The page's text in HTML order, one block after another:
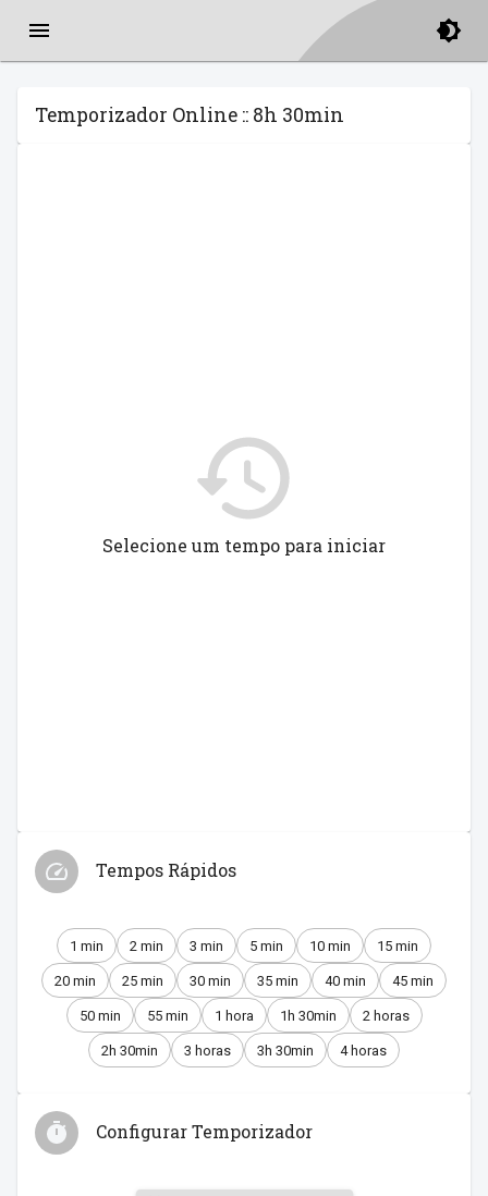
Temporizador Online :: 8h 30min
Selecione um tempo para iniciar
Tempos Rápidos
1 min 2 min 3 min 5 min 10 min 15 min
20 min 25 min 30 min 35 min 40 min 45 min
50 min 55 min 1 hora 1h 30min 2 horas
2h 30min 3 horas 3h 30min 4 horas
Configurar Temporizador